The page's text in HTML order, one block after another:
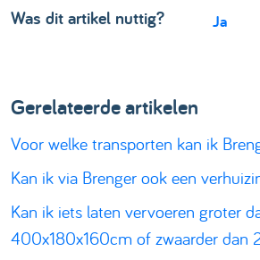
Was dit artikel nuttig? Ja
Gerelateerde artikelen
Voor welke transporten kan ik
Kan ik via Brenger ook een
Kan ik iets laten vervoeren groter
400x180x160cm of zwaarder dan